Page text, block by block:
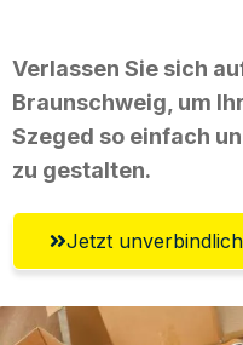
Verlassen Sie sich
Braunschweig, um
Szeged so einfach
zu gestalten.
Jetzt